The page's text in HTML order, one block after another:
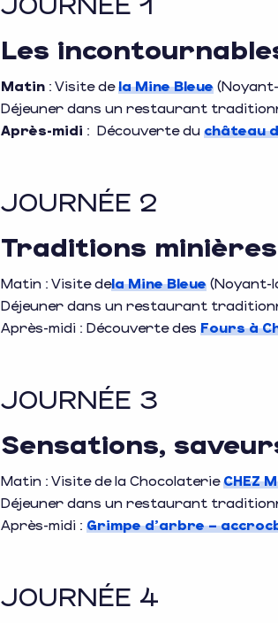
Les
Matin : Visite dela Mine Bleue
Déjeuner dans un restaurant
Après-midi : Découverte du château
JOURNÉE 2
Traditions
Matin : Visite dela Mine Bleue (Noyant-
Déjeuner dans un restaurant
Après-midi : Découverte des Fours à
JOURNÉE 3
Sensations,
Matin : Visite de la ChocolaterieCHEZ
Déjeuner dans un restaurant
Après-midi : Grimpe d’arbre –
JOURNÉE 4